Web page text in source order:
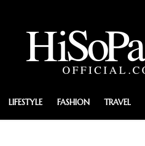
LIFESTYLE FASHION TRAVEL